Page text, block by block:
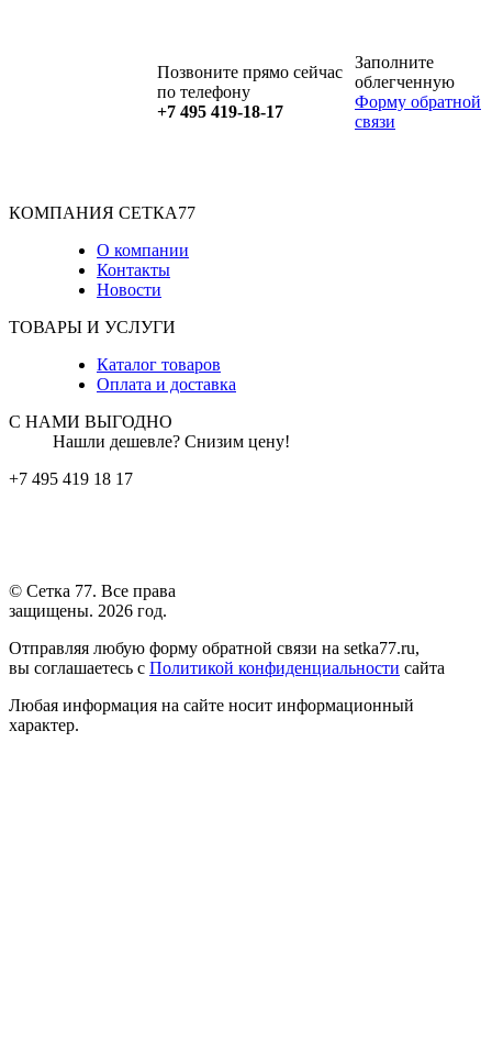
Позвоните прямо сейчас
по телефону
+7 495 419-18-17
Заполните
облегченную
Форму обратной
связи
КОМПАНИЯ СЕТКА77
О компании
Контакты
Новости
ТОВАРЫ И УСЛУГИ
Каталог товаров
Оплата и доставка
С НАМИ ВЫГОДНО
Нашли дешевле? Снизим цену!
+7 495 419 18 17
© Сетка 77. Все права
защищены. 2026 год.
Отправляя любую форму обратной связи на setka77.ru,
вы соглашаетесь с Политикой конфиденциальности сайта
Любая информация на сайте носит информационный
характер.